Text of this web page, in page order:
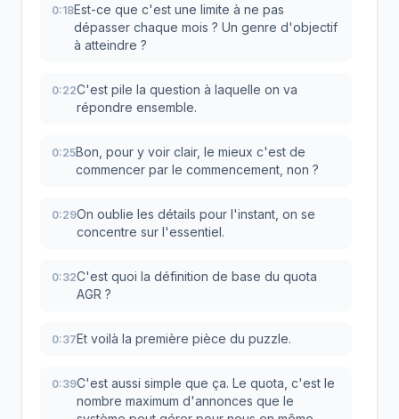
0:18Est-ce que c'est une limite à ne pas
dépasser chaque mois ? Un genre d'objectif
à atteindre ?
0:22C'est pile la question à laquelle on va
répondre ensemble.
0:25Bon, pour y voir clair, le mieux c'est de
commencer par le commencement, non ?
0:29On oublie les détails pour l'instant, on se
concentre sur l'essentiel.
0:32C'est quoi la définition de base du quota
AGR ?
0:37Et voilà la première pièce du puzzle.
0:39C'est aussi simple que ça. Le quota, c'est le
nombre maximum d'annonces que le